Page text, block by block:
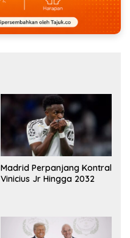
Madrid Perpanjang Kontral
Vinicius Jr Hingga 2032